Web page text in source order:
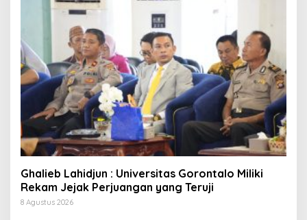
Ghalieb Lahidjun : Universitas Gorontalo Miliki
Rekam Jejak Perjuangan yang Teruji
8 Agustus 2026